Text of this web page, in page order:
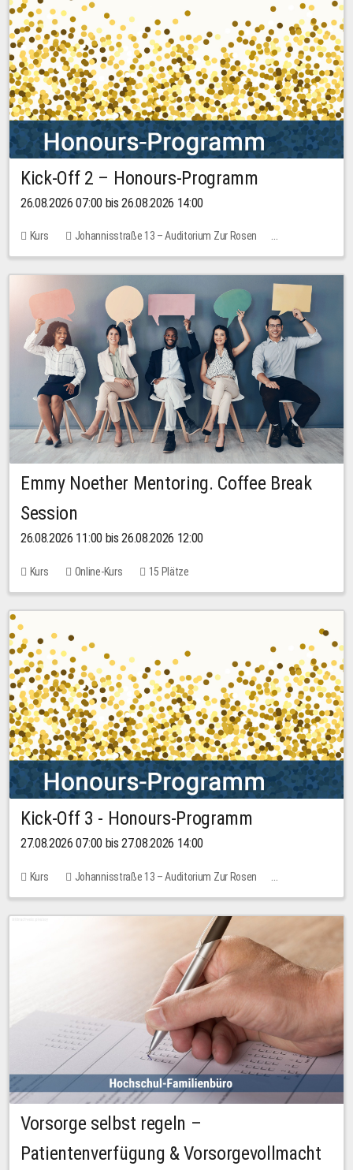
Kick-Off 2 – Honours-Programm
26.08.2026 07:00 bis 26.08.2026 14:00
Kurs
Johannisstraße 13 – Auditorium Zur Rosen
Keine freien Plätze
Emmy Noether Mentoring. Coffee Break
Session
26.08.2026 11:00 bis 26.08.2026 12:00
Kurs Online-Kurs 15 Plätze
Kick-Off 3 - Honours-Programm
27.08.2026 07:00 bis 27.08.2026 14:00
Kurs
Johannisstraße 13 – Auditorium Zur Rosen
11 Plätze
Vorsorge selbst regeln –
Patientenverfügung & Vorsorgevollmacht